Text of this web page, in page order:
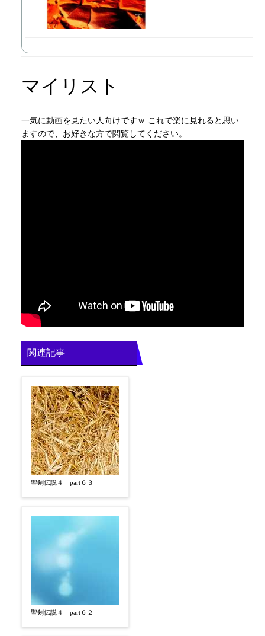
マイリスト
一気に動画を見たい人向けですｗ これで楽に見れると思い
ますので、お好きな方で閲覧してください。
関連記事
聖剣伝説４ part６３
聖剣伝説４ part６２